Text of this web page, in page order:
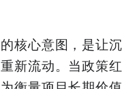
核心意图，是让沉
新流动。当政策红